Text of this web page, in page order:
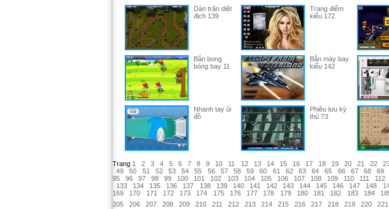
Dàn trận diệt
địch 139
Trang điểm
kiểu 172
Bắn bong
bóng bay 11
Bắn máy bay
kiểu 142
Nhanh tay ủi
đồ
Phiêu lưu kỳ
thú 73
Trang 1 2 3 4 5 6 7 8 9 10 11 12 13 14 15 16 17 18 19 20 21 22
49
50 51 52 53 54 55 56 57 58 59 60 61 62 63 64 65 66 67 68 69
95
96 97 98 99 100 101 102 103 104 105 106 107 108 109 110 111 112
133
134 135 136 137 138 139 140 141 142 143 144 145 146 147 148
169
170 171 172 173 174 175 176 177 178 179 180 181 182 183 184
205
206 207 208 209 210 211 212 213 214 215 216 217 218 219 220 221